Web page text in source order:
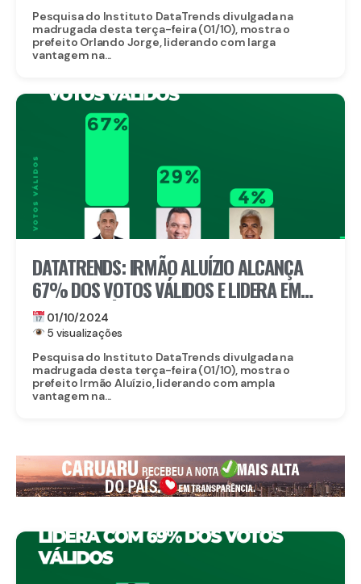
Pesquisa do Instituto DataTrends divulgada na
madrugada desta terça-feira (01/10), mostra o
prefeito Orlando Jorge, liderando com larga
vantagem na...
DATATRENDS: IRMÃO ALUÍZIO ALCANÇA
67% DOS VOTOS VÁLIDOS E LIDERA EM
TRACUNHAÉM
01/10/2024
5 visualizações
Pesquisa do Instituto DataTrends divulgada na
madrugada desta terça-feira (01/10), mostra o
prefeito Irmão Aluízio, liderando com ampla
vantagem na...